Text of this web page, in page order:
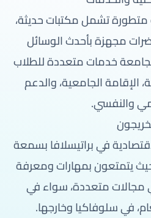
متطورة تشمل مكتبات حديثة،
مجهزة بأحدث الوسائل
خدمات متعددة للطلاب
الإقامة الجامعية، والدعم
والنفسي.
في براتيسلافا بسمعة
يتمتعون بمهارات ومعرفة
متعددة، سواء في
في سلوفاكيا وخارجها.